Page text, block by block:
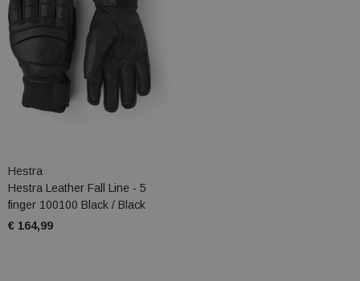
Hestra
Hestra Leather Fall Line - 5
finger 100100 Black / Black
€ 164,99